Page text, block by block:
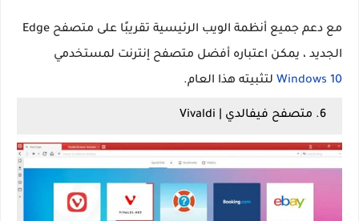
مع دعم جميع أنظمة الويب الرئيسية تقريبًا على متصفح Edge
الجديد ، يمكن اعتباره أفضل متصفح إنترنت لمستخدمي
Windows 10 لتثبيته هذا العام.
6. متصفح فيفالدي | Vivaldi